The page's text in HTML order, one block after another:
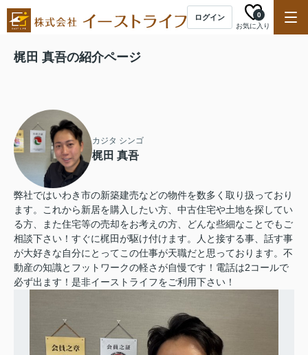
ログイン
お気に入り
0
梶田 真吾の紹介ページ
カジタ シンゴ
梶田 真吾
弊社ではいわき市の新築建売などの物件を数多く取り扱っており
ます。これから新居を購入したい方、中古住宅や土地を探してい
る方、また住宅等の売却をお考えの方、どんな些細なことでもご
相談下さい！すぐに梶田が駆け付けます。人と接する事、話す事
が大好きな自分にとってこの仕事が天職だと思っております。不
動産の知識とフットワークの軽さが自慢です！電話は2コールで
必ず出ます！是非イーストライフをご利用下さい！